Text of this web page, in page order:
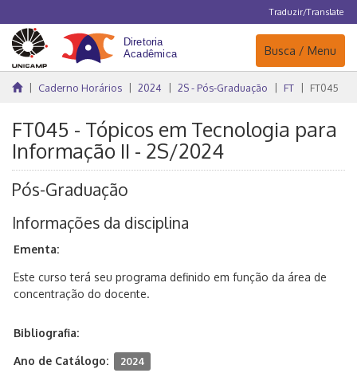
Traduzir/Translate
Navegação
Busca / Menu
Caderno Horários 2024 2S - Pós-Graduação FT FT045
FT045 - Tópicos em Tecnologia para
Informação II - 2S/2024
Pós-Graduação
Informações da disciplina
Ementa:
Este curso terá seu programa definido em função da área de
concentração do docente.
Bibliografia:
Ano de Catálogo: 2024